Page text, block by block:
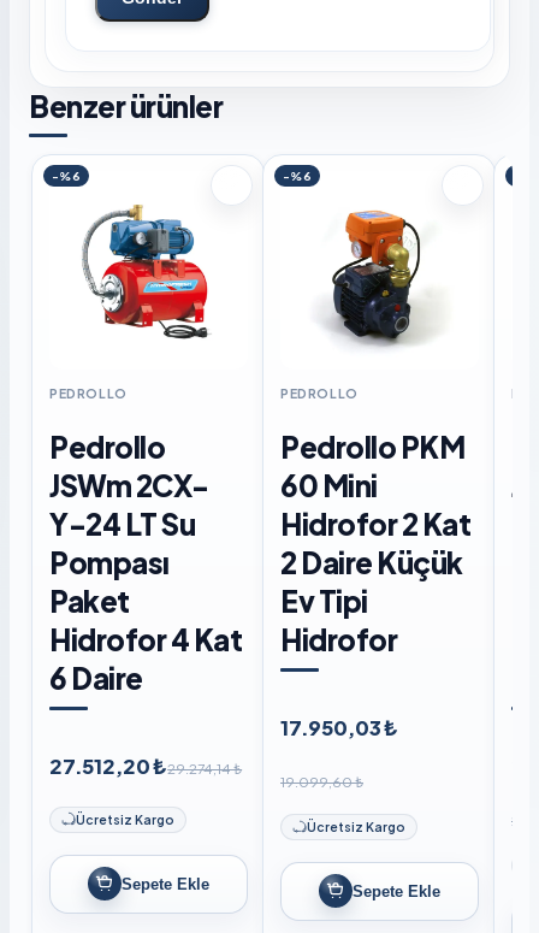
Benzer ürünler
-%6
PEDROLLO
Pedrollo
JSWm 2CX-
Y-24 LT Su
Pompası
Paket
Hidrofor 4 Kat
6 Daire
27.512,20 ₺29.274,14 ₺
Ücretsiz Kargo
Sepete Ekle
-%6
PEDROLLO
Pedrollo PKM
60 Mini
Hidrofor 2 Kat
2 Daire Küçük
Ev Tipi
Hidrofor
17.950,03 ₺
19.099,60 ₺
Ücretsiz Kargo
Sepete Ekle